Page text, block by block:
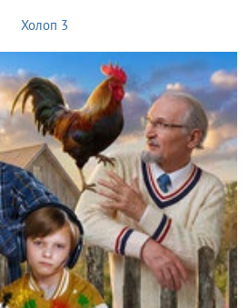
Холоп 3